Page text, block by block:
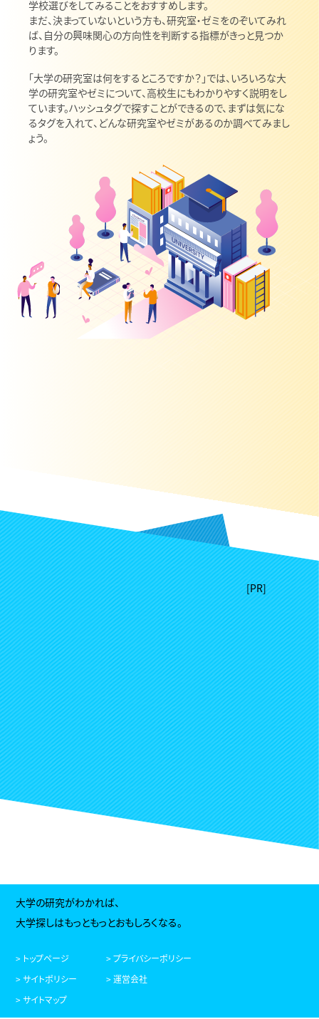
学校選びをしてみることをおすすめします。
まだ、決まっていないという方も、研究室・ゼミをのぞいてみれ
ば、自分の興味関心の方向性を判断する指標がきっと見つか
ります。
「大学の研究室は何をするところですか？」では、いろいろな大
学の研究室やゼミについて、高校生にもわかりやすく説明をし
ています。ハッシュタグで探すことができるので、まずは気にな
るタグを入れて、どんな研究室やゼミがあるのか調べてみまし
ょう。
大学の研究がわかれば、
大学探しはもっともっとおもしろくなる。
> トップページ
> サイトポリシー
> サイトマップ
> プライバシーポリシー
> 運営会社